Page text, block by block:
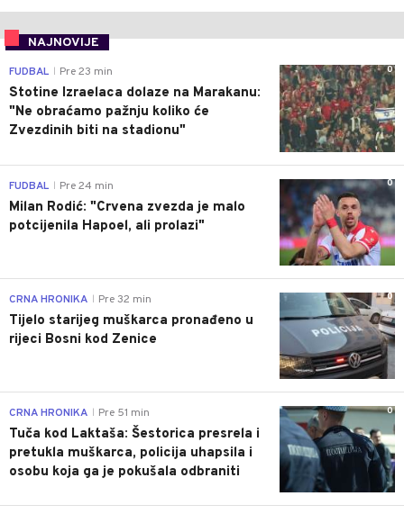
NAJNOVIJE
0
FUDBAL Pre 23 min
Stotine Izraelaca dolaze na Marakanu:
"Ne obraćamo pažnju koliko će
Zvezdinih biti na stadionu"
0
FUDBAL Pre 24 min
Milan Rodić: "Crvena zvezda je malo
potcijenila Hapoel, ali prolazi"
0
CRNA HRONIKA Pre 32 min
Tijelo starijeg muškarca pronađeno u
rijeci Bosni kod Zenice
0
CRNA HRONIKA Pre 51 min
Tuča kod Laktaša: Šestorica presrela i
pretukla muškarca, policija uhapsila i
osobu koja ga je pokušala odbraniti